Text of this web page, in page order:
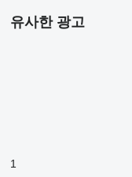
유사한 광고
1